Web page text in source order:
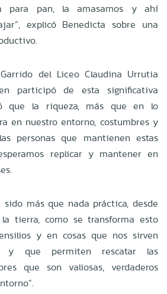
para pan, la amasamos y ahí
explicó Benedicta sobre una
del Liceo Claudina Urrutia
participó de esta significativa
que la riqueza, más que en lo
en nuestro entorno, costumbres y
personas que mantienen estas
replicar y mantener en
sido más que nada práctica, desde
tierra, como se transforma esto
y en cosas que nos sirven
y que permiten rescatar las
que son valiosas, verdaderos